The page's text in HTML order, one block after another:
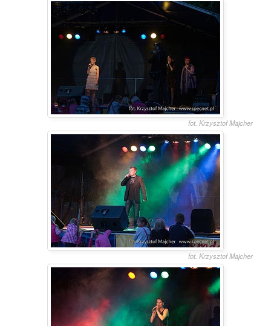
fot. Krzysztof Majcher
fot. Krzysztof Majcher